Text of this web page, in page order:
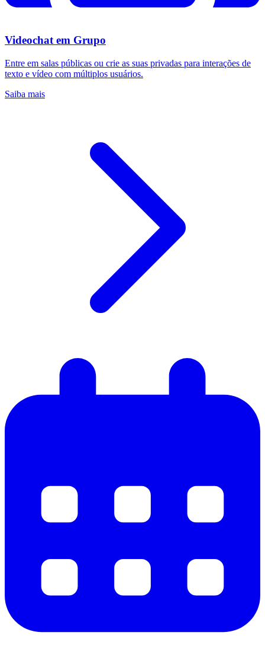
Videochat em Grupo
Entre em salas públicas ou crie as suas privadas para interações de
texto e vídeo com múltiplos usuários.
Saiba mais